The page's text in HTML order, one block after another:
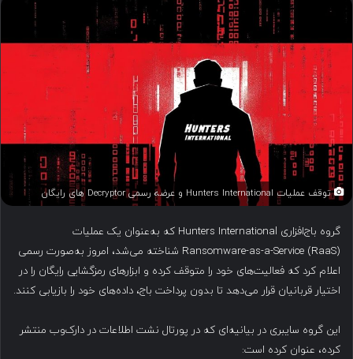
ی
ل
توقف عملیات Hunters International و عرضه رسمی Decryptor های رایگان
گروه باج‌افزاری Hunters International که به‌عنوان یک عملیات
Ransomware-as-a-Service (RaaS) شناخته می‌شد، امروز به‌صورت رسمی
اعلام کرد که فعالیت‌های خود را متوقف کرده و ابزارهای رمزگشایی رایگان را در
اختیار قربانیان قرار می‌دهد تا بدون پرداخت باج، داده‌های خود را بازیابی کنند.
این گروه سایبری در بیانیه‌ای که در پورتال نشت اطلاعات در دارک‌وب منتشر
کرده، عنوان کرده است: